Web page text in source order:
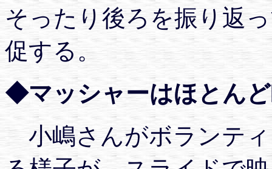
そったり後ろを振り返
促する。
◆マッシャーはほとん
小嶋さんがボランティ